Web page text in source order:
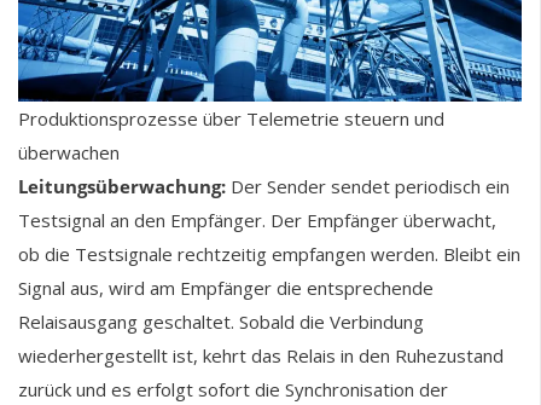
Produktionsprozesse über Telemetrie steuern und
überwachen
Leitungsüberwachung: Der Sender sendet periodisch ein
Testsignal an den Empfänger. Der Empfänger überwacht,
ob die Testsignale rechtzeitig empfangen werden. Bleibt ein
Signal aus, wird am Empfänger die entsprechende
Relaisausgang geschaltet. Sobald die Verbindung
wiederhergestellt ist, kehrt das Relais in den Ruhezustand
zurück und es erfolgt sofort die Synchronisation der